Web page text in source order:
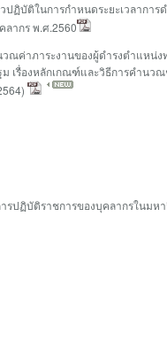
ปฏิบัติในการกำหนดระยะเวลาการ
ลากร พ.ศ.2560
วณค่าภาระงานของผู้ดำรงตำแหน่
เรื่องหลักเกณฑ์และวิธีการคำนว
รปฏิบัติราชการของบุคลากรในม